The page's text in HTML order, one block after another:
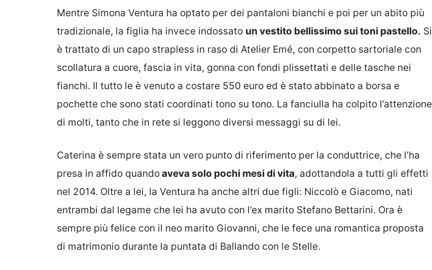
Mentre Simona Ventura ha optato per dei pantaloni bianchi e poi per un abito più
tradizionale, la figlia ha invece indossato un vestito bellissimo sui toni pastello. Si
è trattato di un capo strapless in raso di Atelier Emé, con corpetto sartoriale con
scollatura a cuore, fascia in vita, gonna con fondi plissettati e delle tasche nei
fianchi. Il tutto le è venuto a costare 550 euro ed è stato abbinato a borsa e
pochette che sono stati coordinati tono su tono. La fanciulla ha colpito l’attenzione
di molti, tanto che in rete si leggono diversi messaggi su di lei.
Caterina è sempre stata un vero punto di riferimento per la conduttrice, che l’ha
presa in affido quandoaveva solo pochi mesi di vita, adottandola a tutti gli effetti
nel 2014. Oltre a lei, la Ventura ha anche altri due figli: Niccolò e Giacomo, nati
entrambi dal legame che lei ha avuto con l’ex marito Stefano Bettarini. Ora è
sempre più felice con il neo marito Giovanni, che le fece una romantica proposta
di matrimonio durante la puntata di Ballando con le Stelle.